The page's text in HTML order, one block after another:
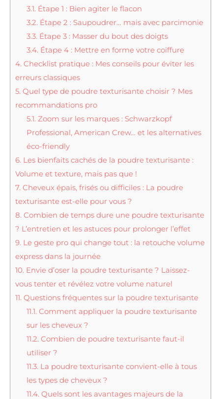
3.1. Étape 1 : Bien agiter le flacon
3.2. Étape 2 : Saupoudrer… mais avec parcimonie
3.3. Étape 3 : Masser du bout des doigts
3.4. Étape 4 : Mettre en forme votre coiffure
4. Checklist pratique : Mes conseils pour éviter les
erreurs classiques
5. Quel type de poudre texturisante choisir ? Mes
recommandations pro
5.1. Zoom sur les marques : Schwarzkopf
Professional, American Crew… et les alternatives
éco-friendly
6. Les bienfaits cachés de la poudre texturisante :
Volume et texture, mais pas que !
7. Cheveux épais, frisés ou difficiles : La poudre
texturisante est-elle pour vous ?
8. Combien de temps dure une poudre texturisante
? L’entretien et les astuces pour prolonger l’effet
9. Le geste pro qui change tout : la retouche volume
express dans la journée
10. Envie d’oser la poudre texturisante ? Laissez-
vous tenter et révélez votre volume naturel
11. Questions fréquentes sur la poudre texturisante
11.1. Comment appliquer la poudre texturisante
sur les cheveux ?
11.2. Combien de poudre texturisante faut-il
utiliser ?
11.3. La poudre texturisante convient-elle à tous
les types de cheveux ?
11.4. Quels sont les avantages majeurs de la